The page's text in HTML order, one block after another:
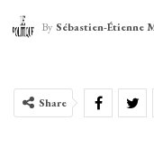
By Sébastien-Étienne
Share